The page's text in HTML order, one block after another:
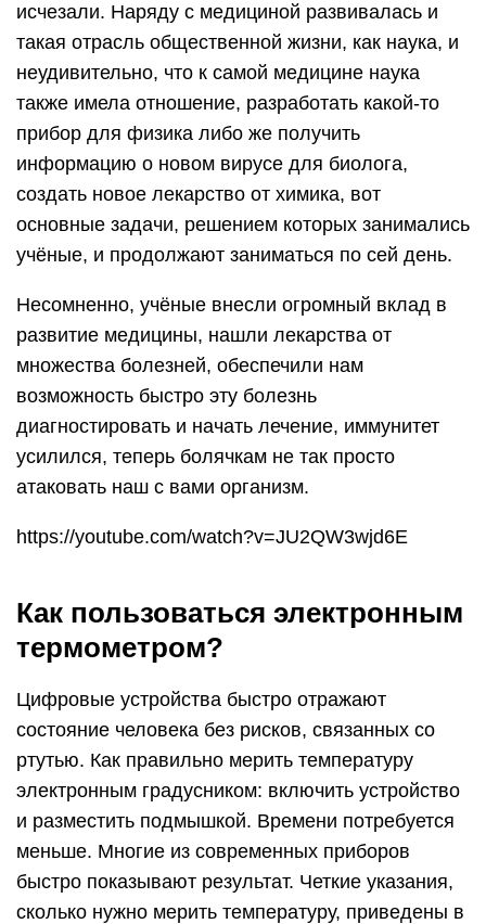
исчезали. Наряду с медициной развивалась и
такая отрасль общественной жизни, как наука, и
неудивительно, что к самой медицине наука
также имела отношение, разработать какой-то
прибор для физика либо же получить
информацию о новом вирусе для биолога,
создать новое лекарство от химика, вот
основные задачи, решением которых занимались
учёные, и продолжают заниматься по сей день.
Несомненно, учёные внесли огромный вклад в
развитие медицины, нашли лекарства от
множества болезней, обеспечили нам
возможность быстро эту болезнь
диагностировать и начать лечение, иммунитет
усилился, теперь болячкам не так просто
атаковать наш с вами организм.
https://youtube.com/watch?v=JU2QW3wjd6E
Как пользоваться электронным
термометром?
Цифровые устройства быстро отражают
состояние человека без рисков, связанных со
ртутью. Как правильно мерить температуру
электронным градусником: включить устройство
и разместить подмышкой. Времени потребуется
меньше. Многие из современных приборов
быстро показывают результат. Четкие указания,
сколько нужно мерить температуру, приведены в